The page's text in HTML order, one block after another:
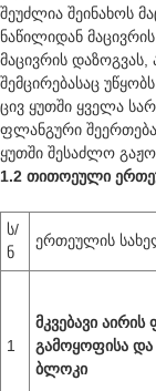
შეუძლია შეინახოს
ნაწილიდან
მაცივრის დაზოგვას,
შემცირებასაც
ცივ ყუთში ყველა
ფლანგური
ყუთში შესაძლო
1.2 თითოეული
ს/
ნ
ერთეულის
1
მკვებავი
გამოყოფისა
ბლოკი